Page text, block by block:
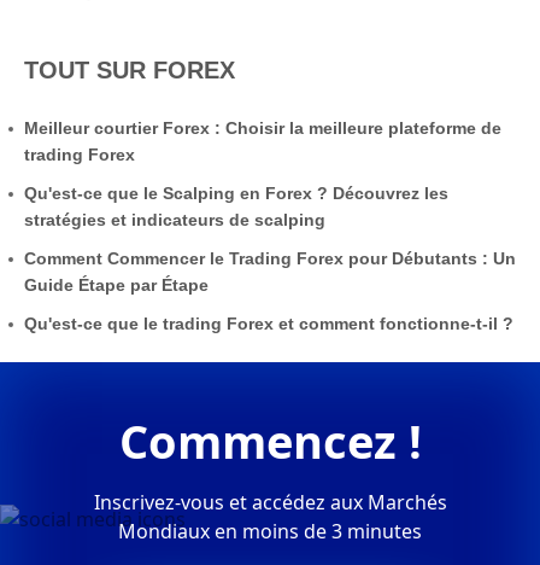
TOUT SUR FOREX
Meilleur courtier Forex : Choisir la meilleure plateforme de
trading Forex
Qu'est-ce que le Scalping en Forex ? Découvrez les
stratégies et indicateurs de scalping
Comment Commencer le Trading Forex pour Débutants : Un
Guide Étape par Étape
Qu'est-ce que le trading Forex et comment fonctionne-t-il ?
Commencez !
Inscrivez-vous et accédez aux Marchés
Mondiaux en moins de 3 minutes